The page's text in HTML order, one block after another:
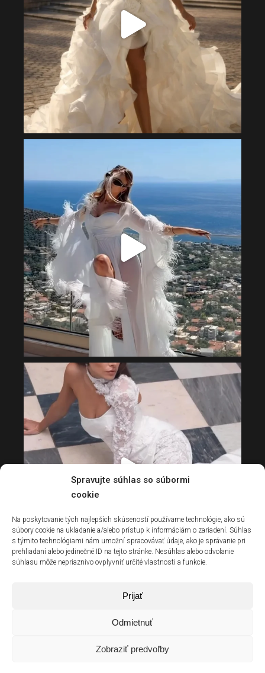
Spravujte súhlas so súbormi
cookie
Na poskytovanie tých najlepších skúseností používame technológie, ako sú
súbory cookie na ukladanie a/alebo prístup k informáciám o zariadení. Súhlas
s týmito technológiami nám umožní spracovávať údaje, ako je správanie pri
prehliadaní alebo jedinečné ID na tejto stránke. Nesúhlas alebo odvolanie
súhlasu môže nepriaznivo ovplyvniť určité vlastnosti a funkcie.
Prijať
Odmietnuť
Zobraziť predvoľby